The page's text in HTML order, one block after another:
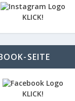
KLICK!
SEITE
KLICK!